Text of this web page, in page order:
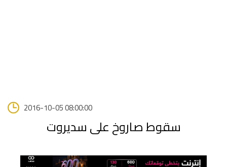
2016-10-05 08:00:00
سقوط صاروخ على سديروت